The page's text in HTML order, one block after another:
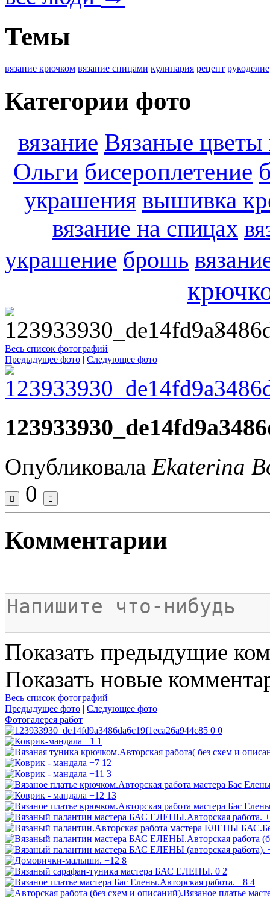
Темы
вязание крючком вязание спицами кулинария рецепт рукоделие
Категории фото
вязание Вязаные цветы
Ольги бисероплетение
украшения вышивка
вязание на спицах
украшение брошь
×
Весь список фотографий
Предыдущее фото | Следующее фото
Опубликовала Ekaterina
0
Комментарии
Показать предыдущие
Показать новые
Весь список фотографий
Предыдущее фото | Следующее фото
Фотогалерея работ
0 0
+1 1
+7 12
+11 3
+12 13
+12 8
0 2
+8 4